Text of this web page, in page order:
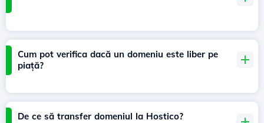
Cum pot verifica dacă un domeniu este liber pe
piață?
De ce să transfer domeniul la Hostico?